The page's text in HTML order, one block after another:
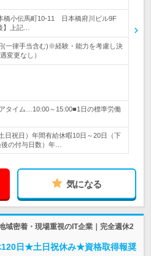
橋小伝馬町10-11 日本橋府川ビル9F
】上記…
一律手当含む)※経験・能力を考慮し決
変更なし）
タイム…10:00～15:00■1日の標準労働
日祝日）年間有給休暇10日～20日（下
の付与日数）年…
気になる
域密着・現場重視のIT企業｜完全週休2
120日★土日祝休み★資格取得報奨